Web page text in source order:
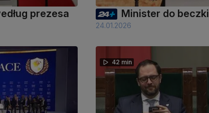
prezesa Minister do beczki
24.01.2026
42 min